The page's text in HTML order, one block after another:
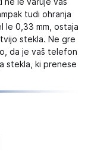
tudi ohranja
le 0,33 mm, ostaja
stekla. Ne gre
da je vaš telefon
stekla, ki prenese